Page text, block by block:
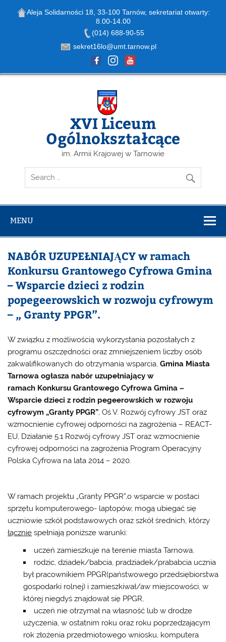
Aleja Solidarności 18, 33-100 Tarnów, sekretariat otwarty:
8.00-14.00
(014) 688-90-55
sekret16lo@umt.tarnow.pl
Skip
XVI Liceum
Ogólnokształcące
im. Armii Krajowej w Tarnowie
MENU
NABÓR UZUPEŁNIAJĄCY w ramach
Konkursu Grantowego Cyfrowa Gmina
– Wsparcie dzieci z rodzin
popegeerowskich w rozwoju cyfrowym
– „ Granty PPGR”.
W związku z możliwością wykorzystania pozostałych z
programu oszczędności oraz zmniejszeniem liczby osób
zakwalifikowanych do otrzymania wsparcia,Gmina Miasta
Tarnowa ogłasza nabór uzupełniający w
ramach Konkursu Grantowego Cyfrowa Gmina –
Wsparcie dzieci z rodzin pegeerowskich w rozwoju
cyfrowym „Granty PPGR”, Oś V. Rozwój cyfrowy JST oraz
wzmocnienie cyfrowej odporności na zagrożenia – REACT-
EU, Działanie 5.1 Rozwój cyfrowy JST oraz wzmocnienie
cyfrowej odporności na zagrożenia Program Operacyjny
Polska Cyfrowa na lata 2014 – 2020.
W ramach projektu „Granty PPGR”,o wsparcie w postaci
sprzętu komputerowego- laptopów, mogą ubiegać się
uczniowie szkół podstawowych oraz szkół średnich, którzy
łącznie spełniają poniższe warunki:
uczeń zamieszkuje na terenie miasta Tarnowa,
rodzic, dziadek/babcia, pradziadek/prababcia ucznia
był pracownikiem PPGR(państwowego przedsiębiorstwa
gospodarki rolnej) i zamieszkiwał/aw miejscowości, w
której niegdyś znajdował się PPGR,
uczeń nie otrzymał na własność lub w drodze
użyczenia, w ostatnim roku oraz roku poprzedzającym
rok złożenia przedmiotowego wniosku, komputera